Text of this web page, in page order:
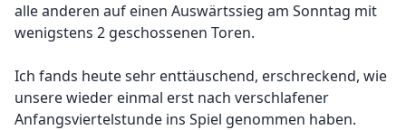
alle anderen auf einen Auswärtssieg am Sonntag mit
wenigstens 2 geschossenen Toren.
Ich fands heute sehr enttäuschend, erschreckend, wie
unsere wieder einmal erst nach verschlafener
Anfangsviertelstunde ins Spiel genommen haben.